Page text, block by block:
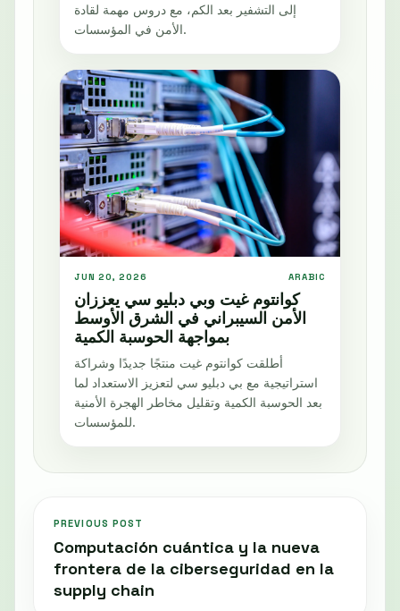
إلى التشفير بعد الكم، مع دروس مهمة لقادة
الأمن في المؤسسات.
JUN 20, 2026 ARABIC
كوانتوم غيت وبي دبليو سي يعززان
الأمن السيبراني في الشرق الأوسط
بمواجهة الحوسبة الكمية
أطلقت كوانتوم غيت منتجًا جديدًا وشراكة
استراتيجية مع بي دبليو سي لتعزيز الاستعداد لما
بعد الحوسبة الكمية وتقليل مخاطر الهجرة الأمنية
للمؤسسات.
PREVIOUS POST
Computación cuántica y la nueva
frontera de la ciberseguridad en la
supply chain